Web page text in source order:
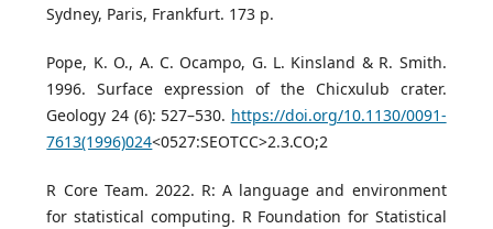
Sydney, Paris, Frankfurt. 173 p.
Pope, K. O., A. C. Ocampo, G. L. Kinsland & R. Smith.
1996. Surface expression of the Chicxulub crater.
Geology 24 (6): 527–530. https://doi.org/10.1130/0091-
7613(1996)024<0527:SEOTCC>2.3.CO;2
R Core Team. 2022. R: A language and environment
for statistical computing. R Foundation for Statistical